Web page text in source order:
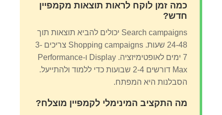
כמה זמן לוקח לראות תוצאות מקמפיין
חדש?
Search campaigns יכולים להביא תוצאות תוך
24-48 שעות. Shopping campaigns צריכים 3-
7 ימים לאופטימיזציה. Display ו-Performance
Max דורשים 2-4 שבועות כדי ללמוד ולהתייעל.
הסבלנות היא המפתח.
מה התקציב המינימלי לקמפיין מוצלח?